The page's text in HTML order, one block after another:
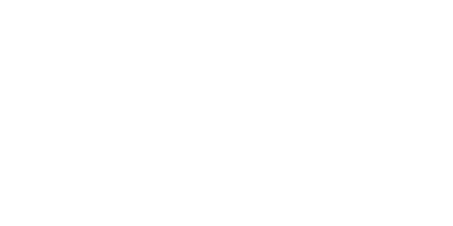
incaltaminte, coafuri, tunsori, desene de colorat, poze cu modele de manichiuri!❤️